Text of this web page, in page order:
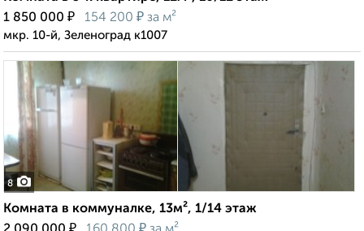
1 850 000 ₽ 154 200 ₽ за м²
мкр. 10-й, Зеленоград к1007
8
Комната в коммуналке, 13м², 1/14 этаж